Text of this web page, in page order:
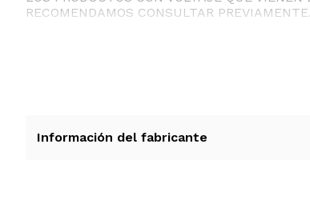
RECOMENDAMOS CONSULTAR PREVIAMENTE.
Información del fabricante